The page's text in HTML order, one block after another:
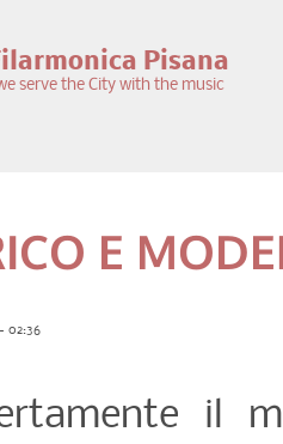
Pisana
serve the City with the music
E
02:36
il